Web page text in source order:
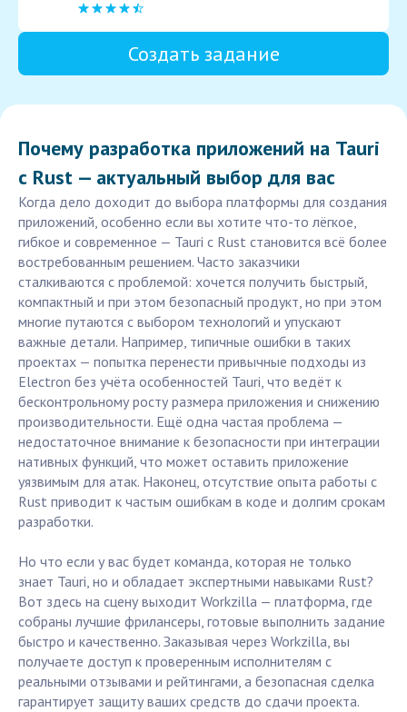
Создать задание
Почему разработка приложений на Tauri
с Rust — актуальный выбор для вас
Когда дело доходит до выбора платформы для создания
приложений, особенно если вы хотите что-то лёгкое,
гибкое и современное — Tauri с Rust становится всё более
востребованным решением. Часто заказчики
сталкиваются с проблемой: хочется получить быстрый,
компактный и при этом безопасный продукт, но при этом
многие путаются с выбором технологий и упускают
важные детали. Например, типичные ошибки в таких
проектах — попытка перенести привычные подходы из
Electron без учёта особенностей Tauri, что ведёт к
бесконтрольному росту размера приложения и снижению
производительности. Ещё одна частая проблема —
недостаточное внимание к безопасности при интеграции
нативных функций, что может оставить приложение
уязвимым для атак. Наконец, отсутствие опыта работы с
Rust приводит к частым ошибкам в коде и долгим срокам
разработки.
Но что если у вас будет команда, которая не только
знает Tauri, но и обладает экспертными навыками Rust?
Вот здесь на сцену выходит Workzilla — платформа, где
собраны лучшие фрилансеры, готовые выполнить задание
быстро и качественно. Заказывая через Workzilla, вы
получаете доступ к проверенным исполнителям с
реальными отзывами и рейтингами, а безопасная сделка
гарантирует защиту ваших средств до сдачи проекта.